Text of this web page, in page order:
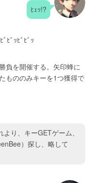
ﾋｪｯ!?
                                                            ﾋﾞﾋﾞｯﾋﾞﾋﾞｯ
負を開催する。矢印蜂に
もののみキーを1つ獲得で
り、キーGETゲーム、
）探し、略して